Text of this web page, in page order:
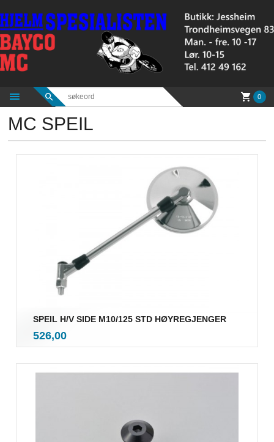
til
innholdet
0
MC SPEIL
SPEIL H/V SIDE M10/125 STD HØYREGJENGER
Pris
526,00mva.